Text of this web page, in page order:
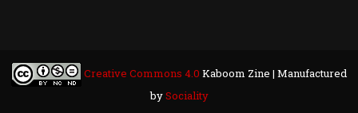
Creative Commons 4.0 Kaboom Zine | Manufactured
bySociality